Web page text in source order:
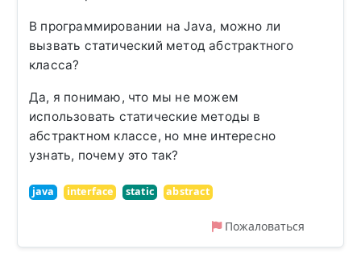
В программировании на Java, можно ли
вызвать статический метод абстрактного
класса?
Да, я понимаю, что мы не можем
использовать статические методы в
абстрактном классе, но мне интересно
узнать, почему это так?
java interface static abstract
Пожаловаться